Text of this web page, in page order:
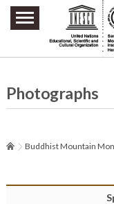
주요메뉴 바로가기
본문 바로가기
하단메뉴 바로가기
Photographs
Buddhist Mountain